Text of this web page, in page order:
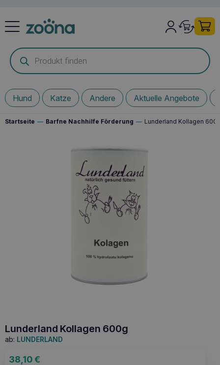
Products
search
Hund Katze Andere Aktuelle Angebote
Startseite — Barfne Nachhilfe Förderung — Lunderland Kollagen
Lunderland Kollagen 600g
ab: LUNDERLAND
38,10€